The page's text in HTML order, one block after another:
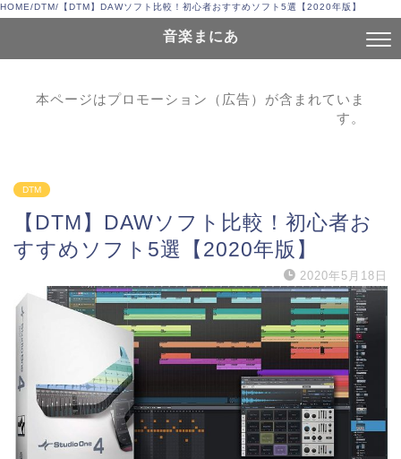
HOME/DTM/ 【DTM】DAWソフト比較！初心者おすすめソフト5選【2020年版】
音楽まにあ
本ページはプロモーション（広告）が含まれていま
す。
DTM
【DTM】DAWソフト比較！初心者お
すすめソフト5選【2020年版】
2020年5月18日